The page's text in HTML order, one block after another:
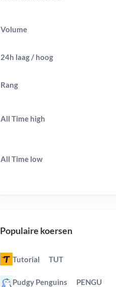
Volume
24h laag / hoog
Rang
All Time high
All Time low
Populaire koersen
Tutorial TUT
Pudgy Penguins PENGU